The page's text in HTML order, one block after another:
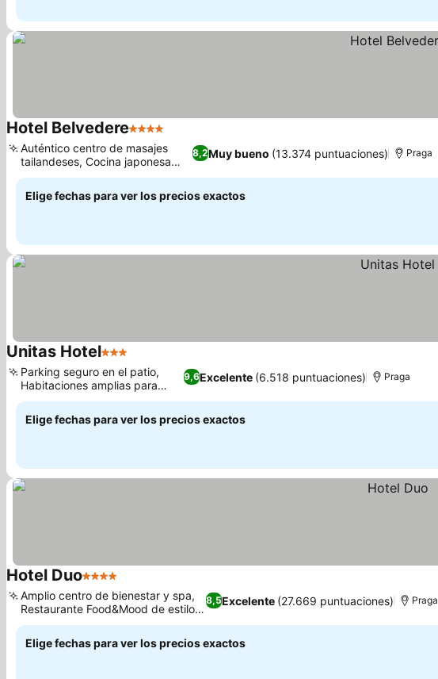
Hotel Belvedere4 Estrellas
8,2Muy bueno (13.374 puntuaciones)
Auténtico centro de masajes
tailandeses, Cocina japonesa
tradicional
Praga
Elige fechas para ver los precios exactos
Unitas Hotel3 Estrellas
9,6Excelente (6.518 puntuaciones)
Parking seguro en el patio,
Habitaciones amplias para
familias
Praga
Elige fechas para ver los precios exactos
Hotel Duo4 Estrellas
8,5Excelente (27.669 puntuaciones)
Amplio centro de bienestar y spa,
Restaurante Food&Mood de estilo
rústico
Praga
Elige fechas para ver los precios exactos